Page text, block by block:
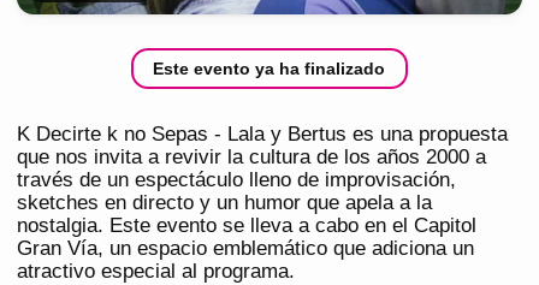
Este evento ya ha finalizado
K Decirte k no Sepas - Lala y Bertus es una propuesta
que nos invita a revivir la cultura de los años 2000 a
través de un espectáculo lleno de improvisación,
sketches en directo y un humor que apela a la
nostalgia. Este evento se lleva a cabo en el Capitol
Gran Vía, un espacio emblemático que adiciona un
atractivo especial al programa.